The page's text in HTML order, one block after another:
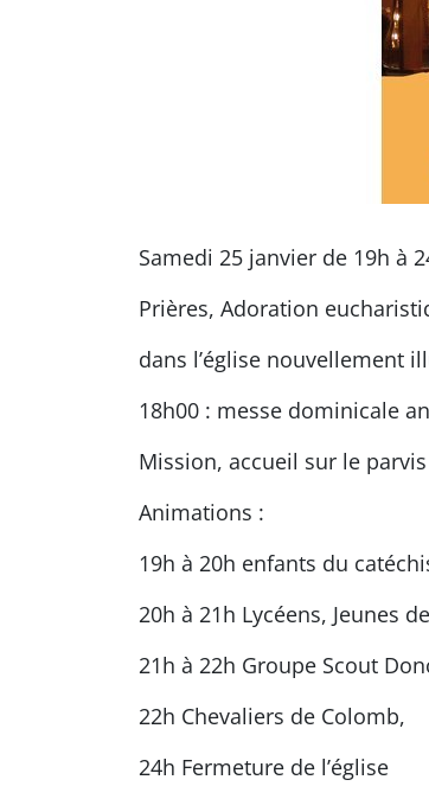
Samedi 25 janvier de 19h à
Prières, Adoration
dans l’église nouvellement
18h00 : messe dominicale
Mission, accueil sur le
Animations :
19h à 20h enfants du
20h à 21h Lycéens, Jeunes
21h à 22h Groupe Scout
22h Chevaliers de Colomb,
24h Fermeture de l’église